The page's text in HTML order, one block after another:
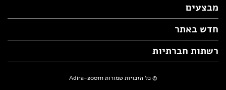
מבצעים
חדש באתר
רשתות חברתיות
© כל הזכויות שמורות Adira-200111